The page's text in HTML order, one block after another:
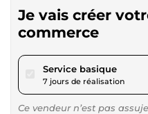
Je vais créer
commerce
Service basiquepour
7 jours de réalisation
Ce vendeur n’est pas